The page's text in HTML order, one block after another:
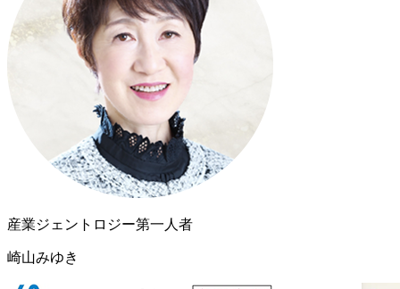
産業ジェントロジー第一人者
崎山みゆき